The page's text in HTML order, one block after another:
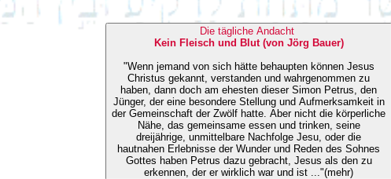
Die tägliche Andacht
Kein Fleisch und Blut (von Jörg Bauer)
"Wenn jemand von sich hätte behaupten können Jesus
Christus gekannt, verstanden und wahrgenommen zu
haben, dann doch am ehesten dieser Simon Petrus, den
Jünger, der eine besondere Stellung und Aufmerksamkeit in
der Gemeinschaft der Zwölf hatte. Aber nicht die körperliche
Nähe, das gemeinsame essen und trinken, seine
dreijährige, unmittelbare Nachfolge Jesu, oder die
hautnahen Erlebnisse der Wunder und Reden des Sohnes
Gottes haben Petrus dazu gebracht, Jesus als den zu
erkennen, der er wirklich war und ist ..."(mehr)